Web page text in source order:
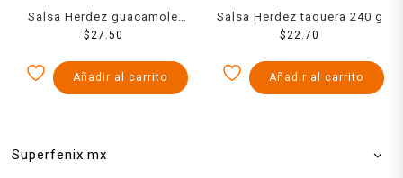
Salsa Herdez guacamole
240 g
$27.50
Añadir al carrito
Salsa Herdez taquera 240 g
$22.70
Añadir al carrito
Superfenix.mx